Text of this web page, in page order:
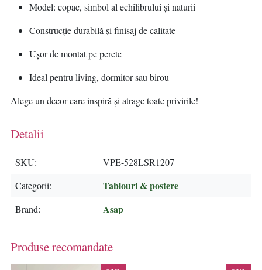
Model: copac, simbol al echilibrului și naturii
Construcție durabilă și finisaj de calitate
Ușor de montat pe perete
Ideal pentru living, dormitor sau birou
Alege un decor care inspiră și atrage toate privirile!
Detalii
SKU
VPE-528LSR1207
Categorii
Tablouri & postere
Brand Asap
Produse recomandate